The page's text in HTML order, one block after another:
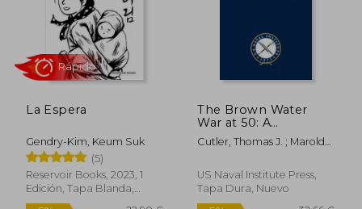
5%
dcto. 21,27 € dcto.
La Espera
Gendry-Kim, Keum Suk
(5)
Reservoir Books, 2023, 1
Edición, Tapa Blanda,
Nuevo
The Brown Water
War at 50: A
Retrospective on the
Coastal and Riverine
(en Inglés)
Cutler, Thomas J. ; Marolda,
US Naval Institute Press,
Tapa Dura, Nuevo